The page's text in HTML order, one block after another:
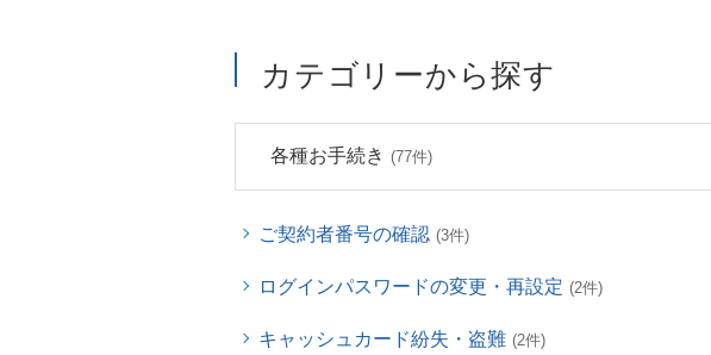
カテゴリーから探す
各種お手続き (77件)
ご契約者番号の確認 (3件)
ログインパスワードの変更・再設定 (2件)
キャッシュカード紛失・盗難 (2件)